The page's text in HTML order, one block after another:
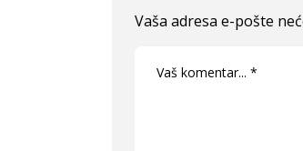
Vaša adresa e-pošte